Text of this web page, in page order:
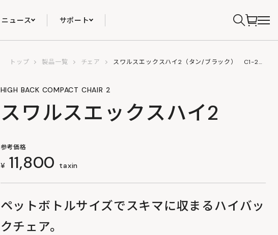
ニュース サポート
トップ 製品一覧 チェア スワルスエックスハイ2（タン/ブラック） C1-208-TN/BK
HIGH BACK COMPACT CHAIR 2
スワルスエックスハイ2
参考価格
¥ 11,800 taxin
ペットボトルサイズでスキマに収まるハイバッ
クチェア。